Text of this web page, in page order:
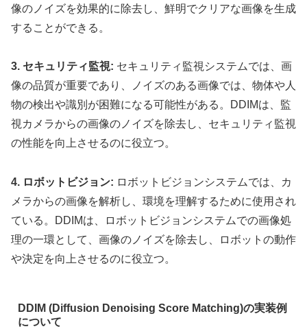
像のノイズを効果的に除去し、鮮明でクリアな画像を生成
することができる。
3. セキュリティ監視: セキュリティ監視システムでは、画
像の品質が重要であり、ノイズのある画像では、物体や人
物の検出や識別が困難になる可能性がある。DDIMは、監
視カメラからの画像のノイズを除去し、セキュリティ監視
の性能を向上させるのに役立つ。
4. ロボットビジョン: ロボットビジョンシステムでは、カ
メラからの画像を解析し、環境を理解するために使用され
ている。DDIMは、ロボットビジョンシステムでの画像処
理の一環として、画像のノイズを除去し、ロボットの動作
や決定を向上させるのに役立つ。
DDIM (Diffusion Denoising Score Matching)の実装例
について